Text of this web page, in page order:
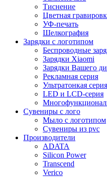
Тиснение
Цветная
УФ-печать
Шелкография
Зарядки с логотипом
Беспроводные
Зарядки Xiaomi
Зарядки Вашего
Рекламная серия
Ультратонкая серия
LED и LCD-серия
Сувениры с лого
Мыло с логотипом
Сувениры из pvc
Производители
ADATA
Silicon Power
Transcend
Verico